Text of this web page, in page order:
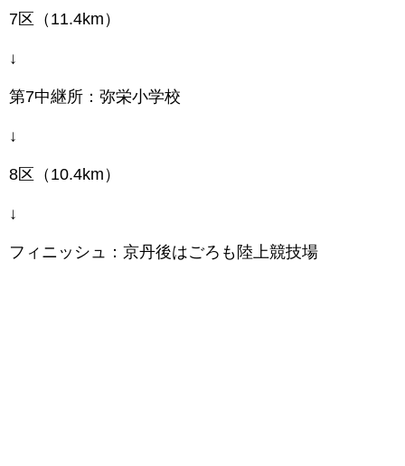
7区（11.4km）
↓
第7中継所：弥栄小学校
↓
8区（10.4km）
↓
フィニッシュ：京丹後はごろも陸上競技場